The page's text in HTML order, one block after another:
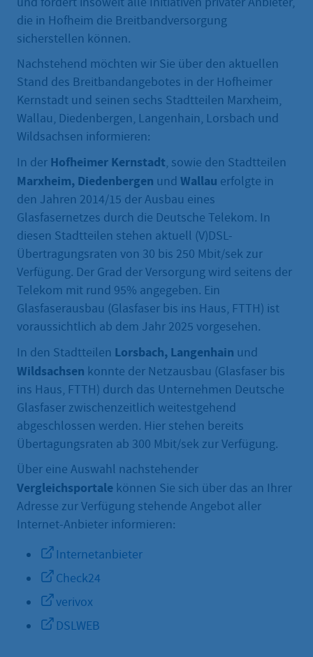
die in Hofheim die Breitbandversorgung
sicherstellen können.
Nachstehend möchten wir Sie über den aktuellen
Stand des Breitbandangebotes in der Hofheimer
Kernstadt und seinen sechs Stadtteilen Marxheim,
Wallau, Diedenbergen, Langenhain, Lorsbach und
Wildsachsen informieren:
In der Hofheimer Kernstadt, sowie den Stadtteilen
Marxheim, Diedenbergen und Wallau erfolgte in
den Jahren 2014/15 der Ausbau eines
Glasfasernetzes durch die Deutsche Telekom. In
diesen Stadtteilen stehen aktuell (V)DSL-
Übertragungsraten von 30 bis 250 Mbit/sek zur
Verfügung. Der Grad der Versorgung wird seitens der
Telekom mit rund 95% angegeben. Ein
Glasfaserausbau (Glasfaser bis ins Haus, FTTH) ist
voraussichtlich ab dem Jahr 2025 vorgesehen.
In den Stadtteilen Lorsbach, Langenhain und
Wildsachsen konnte der Netzausbau (Glasfaser bis
ins Haus, FTTH) durch das Unternehmen Deutsche
Glasfaser zwischenzeitlich weitestgehend
abgeschlossen werden. Hier stehen bereits
Übertagungsraten ab 300 Mbit/sek zur Verfügung.
Über eine Auswahl nachstehender
Vergleichsportale können Sie sich über das an Ihrer
Adresse zur Verfügung stehende Angebot aller
Internet-Anbieter informieren:
Internetanbieter
Check24
verivox
DSLWEB